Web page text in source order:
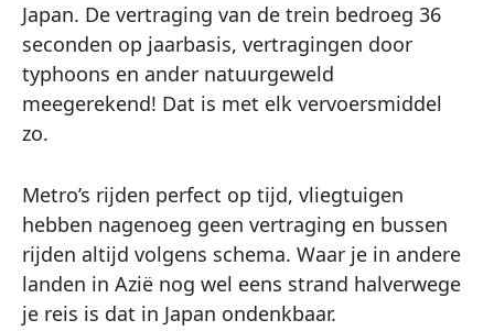
Japan. De vertraging van de trein bedroeg 36
seconden op jaarbasis, vertragingen door
typhoons en ander natuurgeweld
meegerekend! Dat is met elk vervoersmiddel
zo.
Metro’s rijden perfect op tijd, vliegtuigen
hebben nagenoeg geen vertraging en bussen
rijden altijd volgens schema. Waar je in andere
landen in Azië nog wel eens strand halverwege
je reis is dat in Japan ondenkbaar.